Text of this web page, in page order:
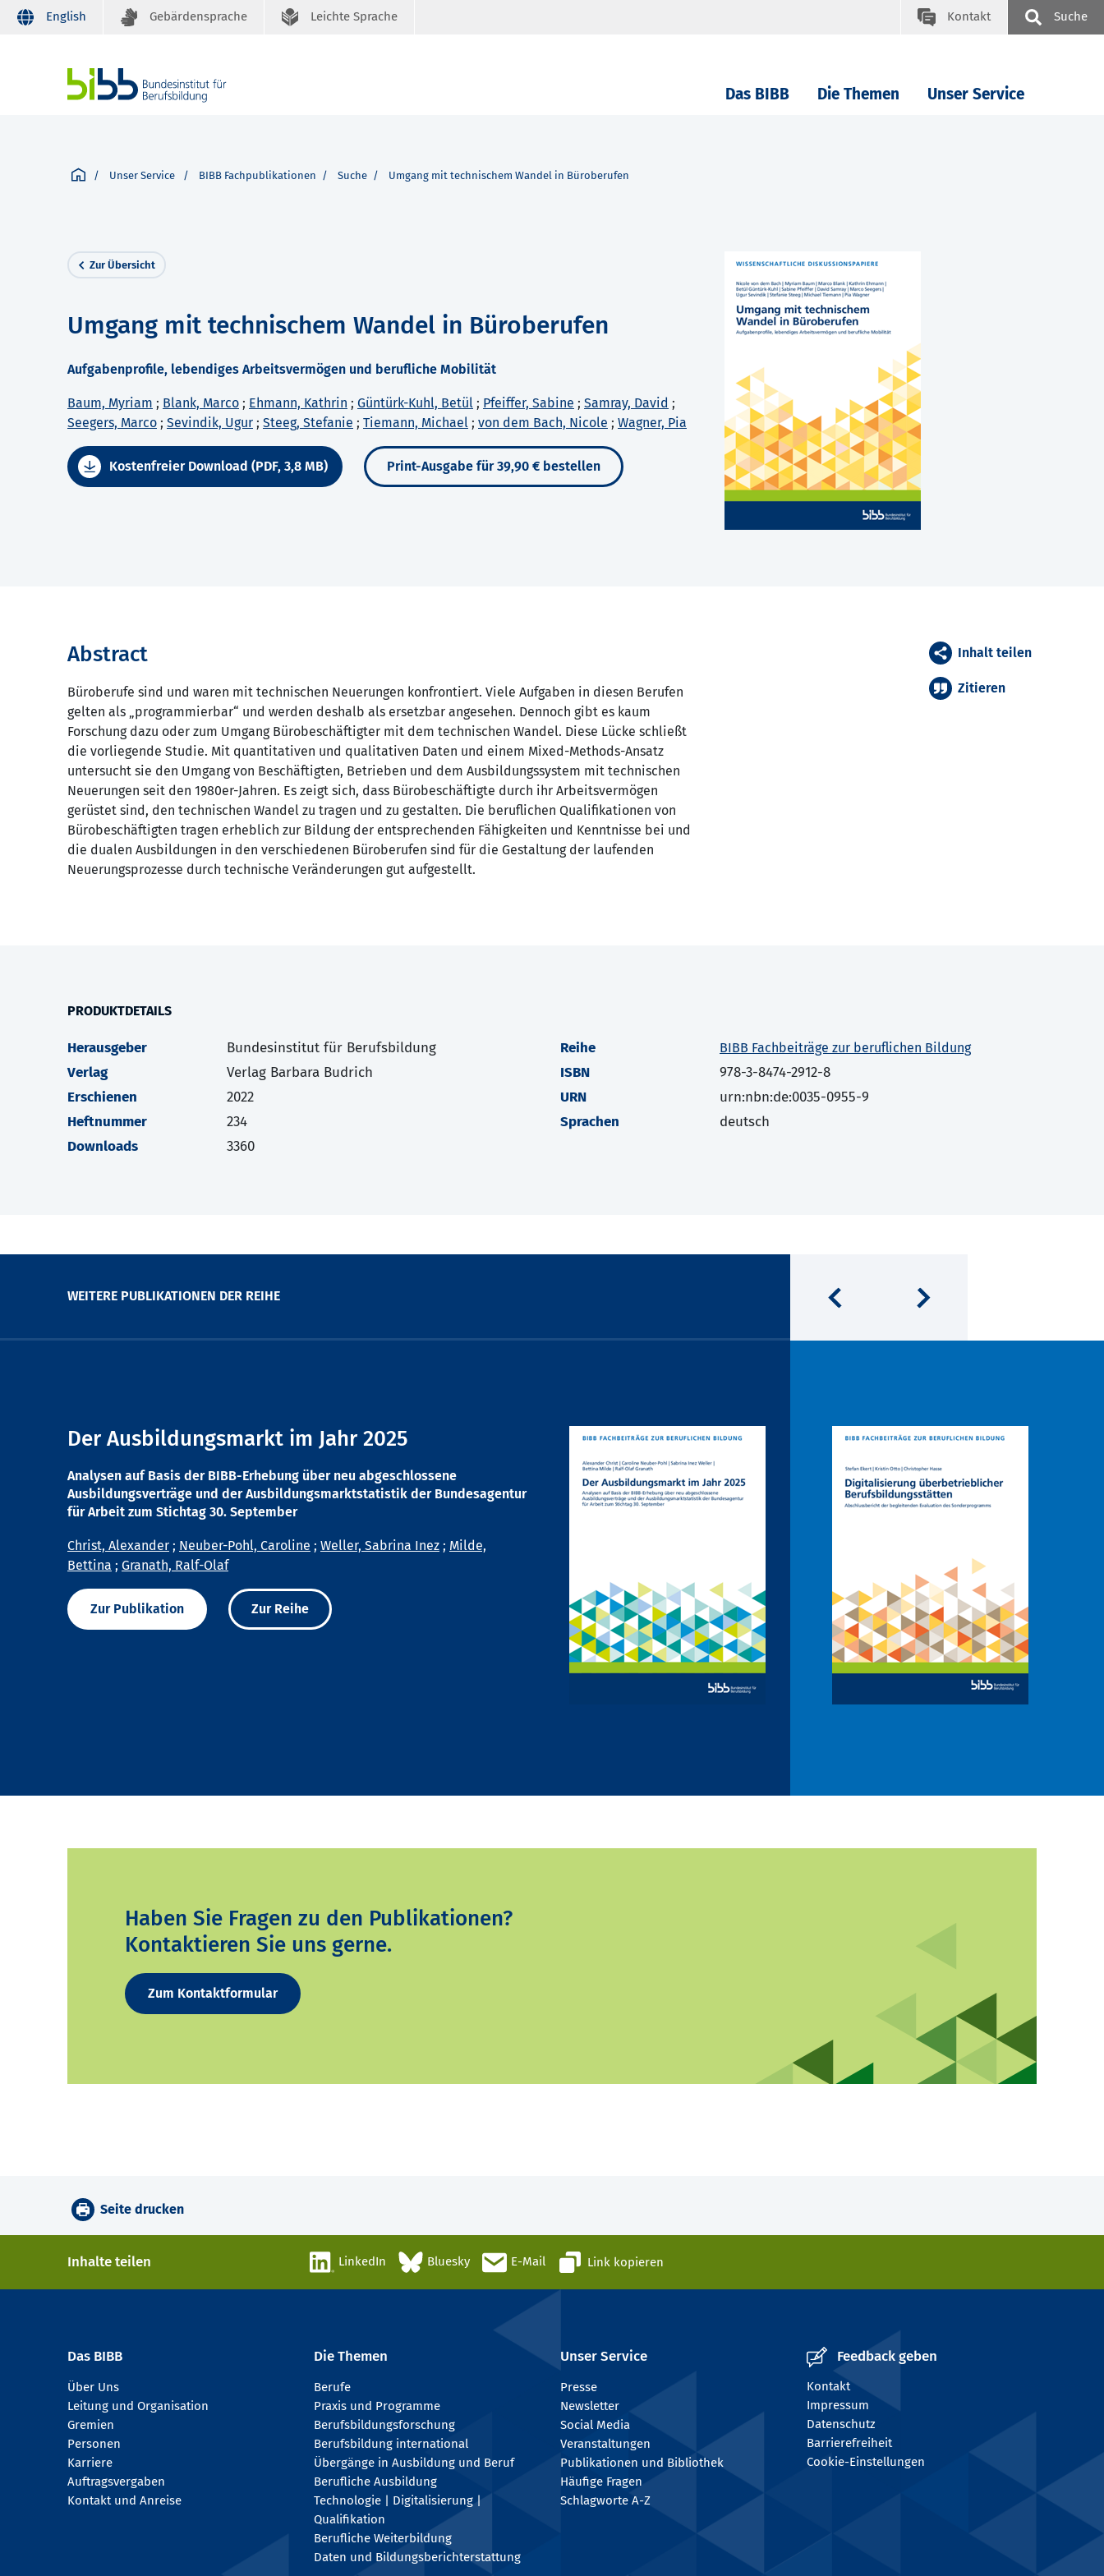
English Gebärdensprache Leichte Sprache Kontakt Suche
Das BIBB Die Themen Unser Service
Unser Service BIBB Fachpublikationen Suche Umgang mit technischem Wandel in Büroberufen
Zur Übersicht
Umgang mit technischem Wandel in Büroberufen
Aufgabenprofile, lebendiges Arbeitsvermögen und berufliche Mobilität
Baum, Myriam ; Blank, Marco ; Ehmann, Kathrin ; Güntürk-Kuhl, Betül ; Pfeiffer, Sabine ; Samray, David ;
Seegers, Marco ; Sevindik, Ugur ; Steeg, Stefanie ; Tiemann, Michael ; von dem Bach, Nicole ; Wagner, Pia
Kostenfreier Download (PDF, 3,8 MB) Print-Ausgabe für 39,90 € bestellen
Abstract
Büroberufe sind und waren mit technischen Neuerungen konfrontiert. Viele Aufgaben in die­sen Berufen
gelten als „programmierbar“ und werden deshalb als ersetzbar angesehen. Den­noch gibt es kaum
Forschung dazu oder zum Umgang Bürobeschäftigter mit dem technischen Wandel. Diese Lücke schließt
die vorliegende Studie. Mit quantitativen und qualitativen Daten und einem Mixed-Methods-Ansatz
untersucht sie den Umgang von Beschäftigten, Betrieben und dem Ausbildungssystem mit technischen
Neuerungen seit den 1980er-Jahren. Es zeigt sich, dass Bürobeschäftigte durch ihr Arbeitsvermögen
gerüstet sind, den techni­schen Wandel zu tragen und zu gestalten. Die beruflichen Qualifikationen von
Bürobeschäftig­ten tragen erheblich zur Bildung der entsprechenden Fähigkeiten und Kenntnisse bei und
die dualen Ausbildungen in den verschiedenen Büroberufen sind für die Gestaltung der laufenden
Neuerungsprozesse durch technische Veränderungen gut aufgestellt.
Inhalt teilen
Zitieren
PRODUKTDETAILS
Herausgeber
Bundesinstitut für Berufsbildung
Verlag
Verlag Barbara Budrich
Erschienen
2022
Heftnummer
234
Downloads
3360
Reihe BIBB Fachbeiträge zur beruflichen Bildung
ISBN
978-3-8474-2912-8
URN
urn:nbn:de:0035-0955-9
Sprachen
deutsch
WEITERE PUBLIKATIONEN DER REIHE
Der Ausbildungsmarkt im Jahr 2025
Analysen auf Basis der BIBB-Erhebung über neu abgeschlossene
Ausbildungsverträge und der Ausbildungsmarktstatistik der Bundesagentur
für Arbeit zum Stichtag 30. September
Christ, Alexander ; Neuber-Pohl, Caroline ; Weller, Sabrina Inez ; Milde,
Bettina ; Granath, Ralf-Olaf
Zur Publikation Zur Reihe
Haben Sie Fragen zu den Publikationen?
Kontaktieren Sie uns gerne.
Zum Kontaktformular
Seite drucken
Inhalte teilen LinkedIn Bluesky E-Mail Link kopieren
Das BIBB
Über Uns
Leitung und Organisation
Gremien
Personen
Karriere
Auftragsvergaben
Kontakt und Anreise
Die Themen
Berufe
Praxis und Programme
Berufsbildungsforschung
Berufsbildung international
Übergänge in Ausbildung und Beruf
Berufliche Ausbildung
Technologie | Digitalisierung |
Qualifikation
Berufliche Weiterbildung
Daten und Bildungsberichterstattung
Unser Service
Presse
Newsletter
Social Media
Veranstaltungen
Publikationen und Bibliothek
Häufige Fragen
Schlagworte A-Z
Feedback geben
Kontakt
Impressum
Datenschutz
Barrierefreiheit
Cookie-Einstellungen